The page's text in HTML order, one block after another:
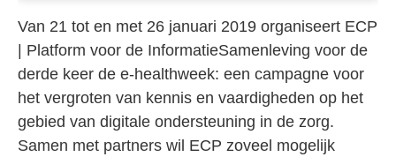
Van 21 tot en met 26 januari 2019 organiseert ECP
| Platform voor de InformatieSamenleving voor de
derde keer de e-healthweek: een campagne voor
het vergroten van kennis en vaardigheden op het
gebied van digitale ondersteuning in de zorg.
Samen met partners wil ECP zoveel mogelijk